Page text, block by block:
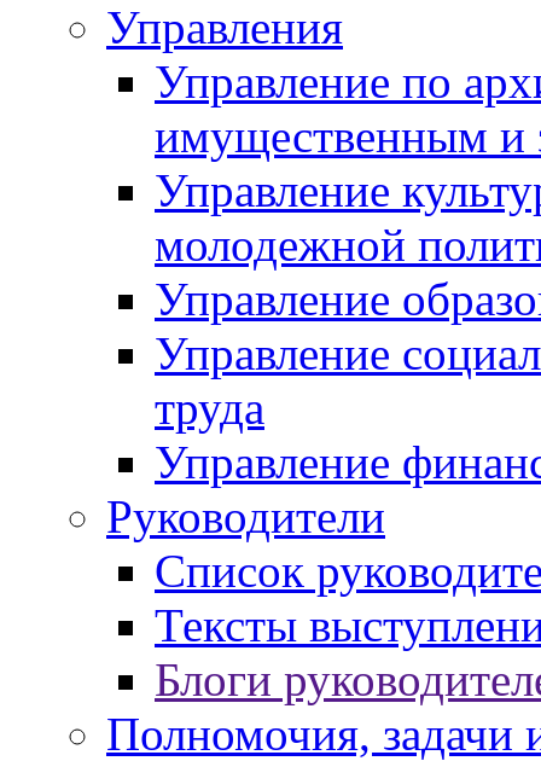
Управления
Управление по
имущественным и
Управление
молодежной
Управление
Управление
труда
Управление
Руководители
Список
Тексты
Блоги
Полномочия, задачи